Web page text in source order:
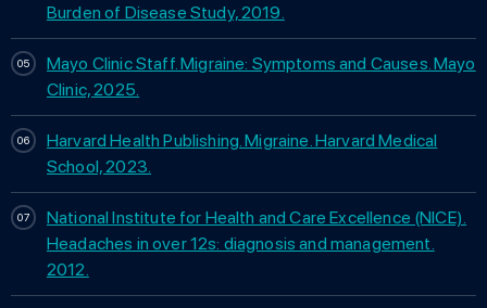
Burden of Disease Study, 2019.
Mayo Clinic Staff. Migraine: Symptoms and Causes. Mayo
Clinic, 2025.
Harvard Health Publishing. Migraine. Harvard Medical
School, 2023.
National Institute for Health and Care Excellence (NICE).
Headaches in over 12s: diagnosis and management.
2012.